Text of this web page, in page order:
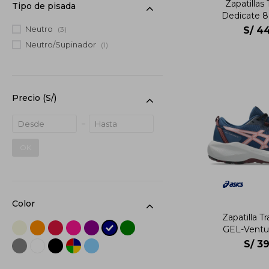
Zapatillas
Dedicate
S/
Zapatilla
GEL-
S/
Precio (S/)
Color
Tipo de pisada
Neutro (3)
Neutro/Supinador (1)